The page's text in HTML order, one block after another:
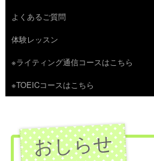
ツ
へ
ス
キ
よくあるご質問
体験レッスン
※ライティング通信コースはこちら
※TOEICコースはこちら